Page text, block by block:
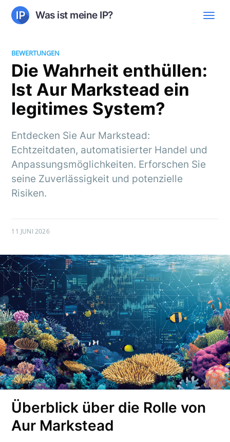
Was ist meine IP?
BEWERTUNGEN
Die Wahrheit enthüllen:
Ist Aur Markstead ein
legitimes System?
Entdecken Sie Aur Markstead:
Echtzeitdaten, automatisierter Handel und
Anpassungsmöglichkeiten. Erforschen Sie
seine Zuverlässigkeit und potenzielle
Risiken.
11 JUNI 2026
Überblick über die Rolle von
Aur Markstead